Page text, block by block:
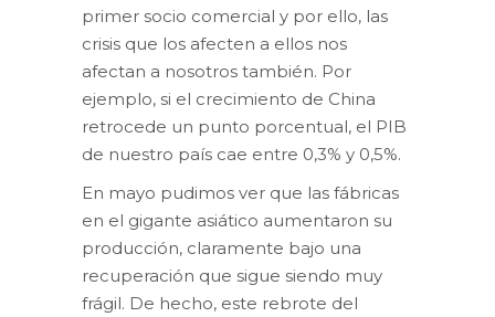
primer socio comercial y por ello, las
crisis que los afecten a ellos nos
afectan a nosotros también. Por
ejemplo, si el crecimiento de China
retrocede un punto porcentual, el PIB
de nuestro país cae entre 0,3% y 0,5%.
En mayo pudimos ver que las fábricas
en el gigante asiático aumentaron su
producción, claramente bajo una
recuperación que sigue siendo muy
frágil. De hecho, este rebrote del